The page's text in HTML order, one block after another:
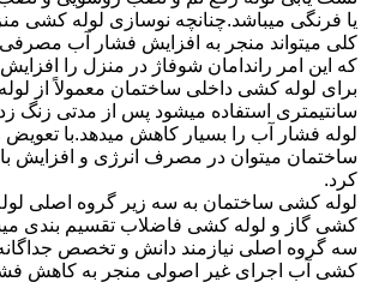
یا فرنگی میباشد.چنانچه نوسازی لوله کشی
کلی میتواند منجر به افزایش فشار آب
که این امر راندامان شوفاژ در منزل را
سانتیمتری استفاده میشود پس از مدتی زنگ
لوله فشار آب را بسیار کاهش میدهد.با
ساختمان میتوان در مصرف انرژی و افزایش
کرد.
لوله کشی ساختمان به سه زیر گروه اصلی
کشی گاز و لوله کشی فاضلاب تقسیم بندی
سه گروه اصلی نیازمند دانش و تخصص
کشی آب اجرای غیر اصولی منجر به کاهش